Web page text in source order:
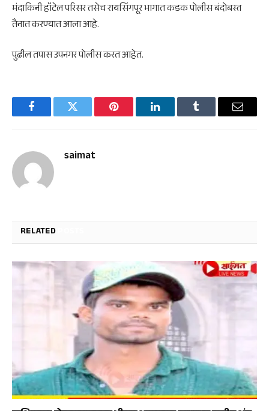
मंदाकिनी हॉटेल परिसर तसेच रायसिंगपूर भागात कडक पोलीस बंदोबस्त
तैनात करण्यात आला आहे.
पुढील तपास उपनगर पोलीस करत आहेत.
FacebookTwitter Pinterest LinkedInTumblr Email
saimat
RELATED